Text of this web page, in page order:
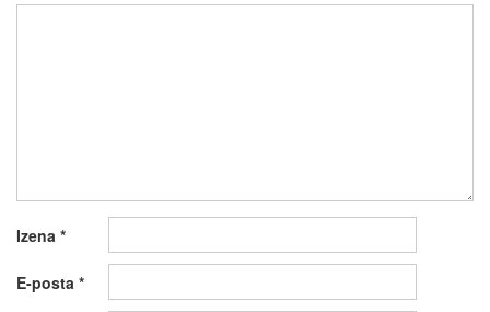
Izena *
E-posta *